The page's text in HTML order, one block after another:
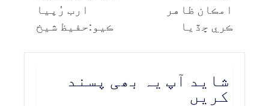
امڪان ظاهر
ڪري ڇڏيا
ارب رُپيا
ڪيو:حفيظ شيخ
شاید آپ یہ بھی پسند
کریں